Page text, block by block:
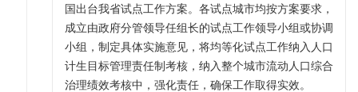
国出台我省试点工作方案。各试点城市均按方案要求，
成立由政府分管领导任组长的试点工作领导小组或协调
小组，制定具体实施意见，将均等化试点工作纳入人口
计生目标管理责任制考核，纳入整个城市流动人口综合
治理绩效考核中，强化责任，确保工作取得实效。